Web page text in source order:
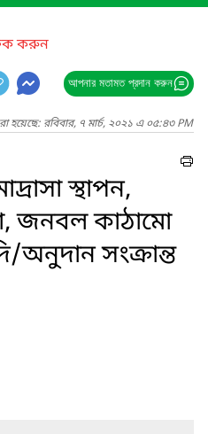
করুন
আপনার মতামত প্রদান করুন
হয়েছে: রবিবার, ৭ মার্চ, ২০২১ এ ০৫:৪৩ PM
স্থাপন,
জনবল কাঠামো
অনুদান সংক্রান্ত